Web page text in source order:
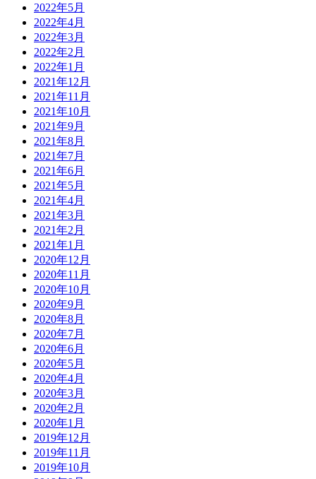
2022年5月
2022年4月
2022年3月
2022年2月
2022年1月
2021年12月
2021年11月
2021年10月
2021年9月
2021年8月
2021年7月
2021年6月
2021年5月
2021年4月
2021年3月
2021年2月
2021年1月
2020年12月
2020年11月
2020年10月
2020年9月
2020年8月
2020年7月
2020年6月
2020年5月
2020年4月
2020年3月
2020年2月
2020年1月
2019年12月
2019年11月
2019年10月